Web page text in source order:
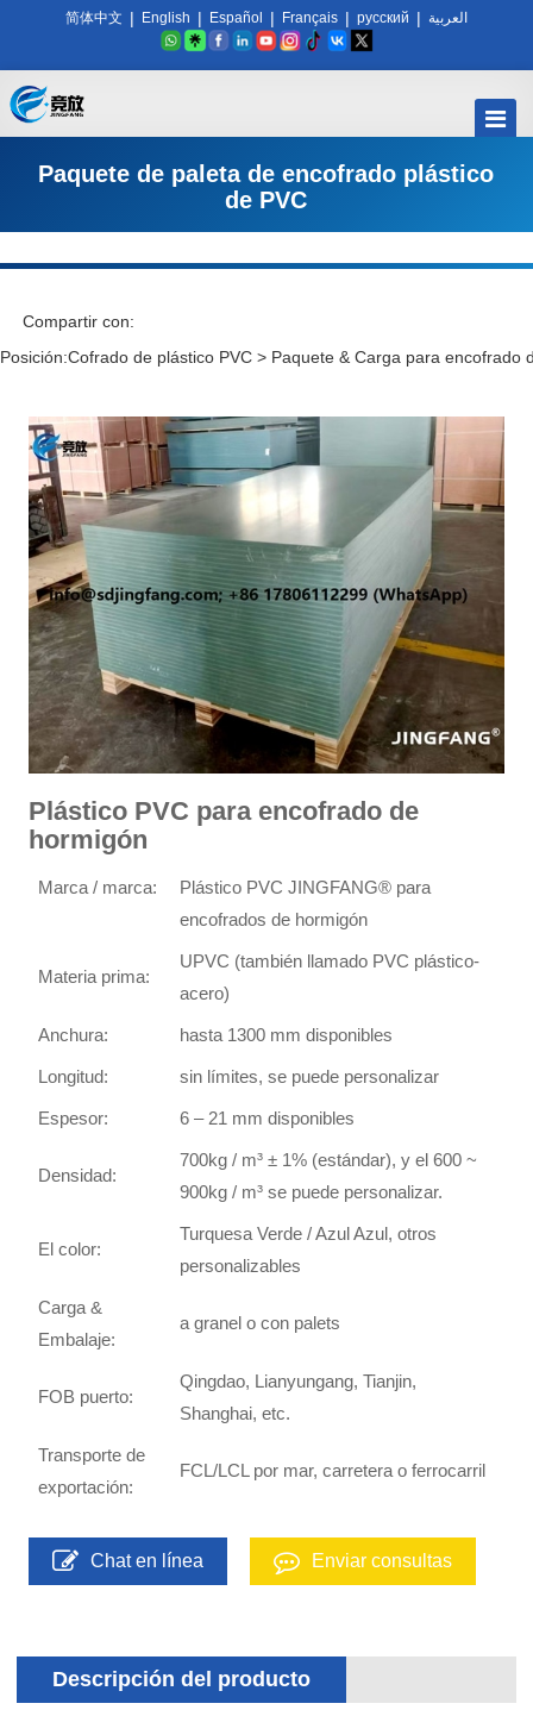
简体中文 | English | Español | Français | русский | العربية
Paquete de paleta de encofrado plástico
de PVC
Compartir con:
Posición:Cofrado de plástico PVC > Paquete & Carga para encofrado
Plástico PVC para encofrado de
hormigón
Marca / marca:
Plástico PVC JINGFANG® para
encofrados de hormigón
Materia prima:
UPVC (también llamado PVC plástico-
acero)
Anchura: hasta 1300 mm disponibles
Longitud: sin límites, se puede personalizar
Espesor: 6 – 21 mm disponibles
Densidad:
700kg / m³ ± 1% (estándar), y el 600 ~
900kg / m³ se puede personalizar.
El color:
Turquesa Verde / Azul Azul, otros
personalizables
Carga &
Embalaje:
a granel o con palets
FOB puerto:
Qingdao, Lianyungang, Tianjin,
Shanghai, etc.
Transporte de
exportación:
FCL/LCL por mar, carretera o ferrocarril
Chat en línea Enviar consultas
Descripción del producto